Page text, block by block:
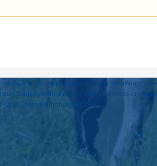
France - Hébergement : West-WebWorld -
- Saint Sylvain d'Anjou 49480 Verrières-en-
66 66 - info@primholstein.com